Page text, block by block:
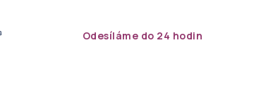
Odesíláme do 24 hodin